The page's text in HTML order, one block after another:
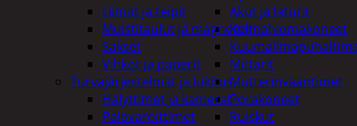
Akut ja laturit
Kulmahiomakoneet
Mittarit
Mutterinvääntimet
Porakoneet
Ruiskut
Liimat ja teipit
Muistitaulut ja magneetit
Sakset
Vihkot ja paperit
Turvajärjestelmät ja lukitus
Hälyttimet ja kamerat
Palovaroittimet